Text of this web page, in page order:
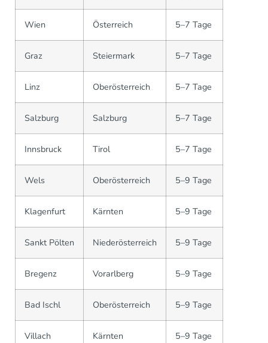
Wien Österreich 5–7 Tage
Graz Steiermark 5–7 Tage
Linz Oberösterreich 5–7 Tage
Salzburg Salzburg 5–7 Tage
Innsbruck Tirol 5–7 Tage
Wels Oberösterreich 5–9 Tage
Klagenfurt Kärnten 5–9 Tage
Sankt Pölten Niederösterreich 5–9 Tage
Bregenz Vorarlberg 5–9 Tage
Bad Ischl Oberösterreich 5–9 Tage
Villach Kärnten 5–9 Tage